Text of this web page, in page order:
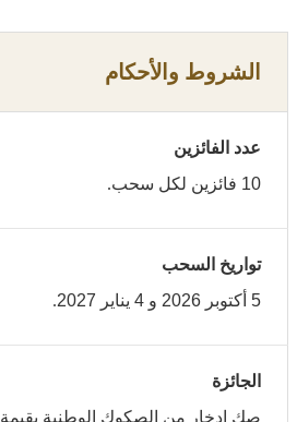
الشروط والأحكام
عدد الفائزين
10 فائزين لكل سحب.
تواريخ السحب
5 أكتوبر 2026 و 4 يناير 2027
.
الجائزة
صك ادخار من الصكوك الوطنية بقيمة